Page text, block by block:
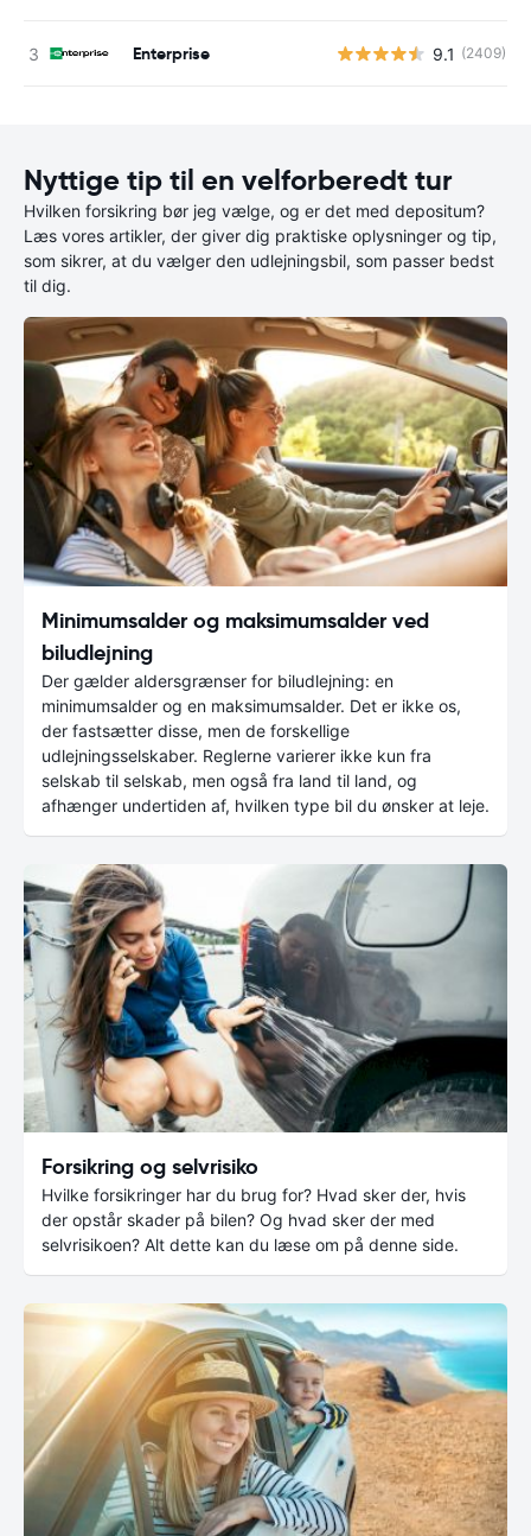
Enterprise 9.1 (2409)
Nyttige tip til en velforberedt tur
Hvilken forsikring bør jeg vælge, og er det med depositum?
Læs vores artikler, der giver dig praktiske oplysninger og tip,
som sikrer, at du vælger den udlejningsbil, som passer bedst
til dig.
Minimumsalder og maksimumsalder ved
biludlejning
Der gælder aldersgrænser for biludlejning: en
minimumsalder og en maksimumsalder. Det er ikke os,
der fastsætter disse, men de forskellige
udlejningsselskaber. Reglerne varierer ikke kun fra
selskab til selskab, men også fra land til land, og
afhænger undertiden af, hvilken type bil du ønsker at leje.
Forsikring og selvrisiko
Hvilke forsikringer har du brug for? Hvad sker der, hvis
der opstår skader på bilen? Og hvad sker der med
selvrisikoen? Alt dette kan du læse om på denne side.